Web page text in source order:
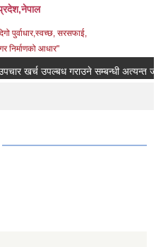
पुर्वाधार,स्वच्छ, सरसफाई,
निर्माणको आधार"
खर्च उपल्बध गराउने सम्बन्धी अत्यन्त जरुरी